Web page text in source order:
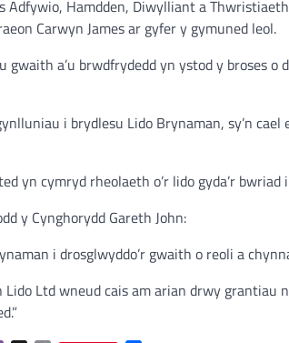
Adfywio, Hamdden, Diwylliant a
Carwyn James ar gyfer y gymuned leol.
a’u brwdfrydedd yn ystod y broses
i brydlesu Lido Brynaman, sy’n
yn cymryd rheolaeth o’r lido gyda’r
y Cynghorydd Gareth John:
i drosglwyddo’r gwaith o reoli a
Ltd wneud cais am arian drwy